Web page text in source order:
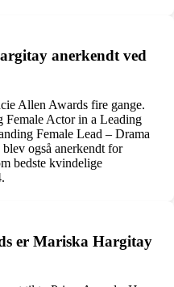
anerkendt ved
Allen Awards fire gange.
Female Actor in a Leading
Female Lead – Drama
også anerkendt for
bedste kvindelige
er Mariska Hargitay